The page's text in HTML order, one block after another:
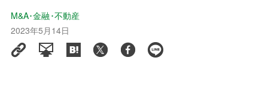
M&A･金融･不動産
2023年5月14日